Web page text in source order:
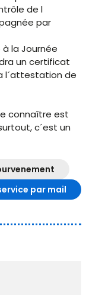
de l
par
à la Journée
un certificat
l´attestation de
connaître est
c´est un
par mail